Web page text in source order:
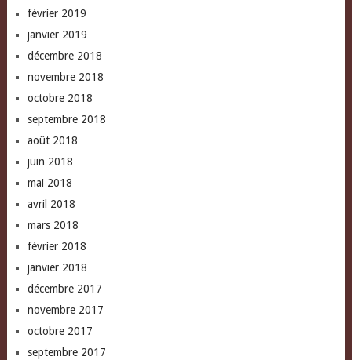
février 2019
janvier 2019
décembre 2018
novembre 2018
octobre 2018
septembre 2018
août 2018
juin 2018
mai 2018
avril 2018
mars 2018
février 2018
janvier 2018
décembre 2017
novembre 2017
octobre 2017
septembre 2017